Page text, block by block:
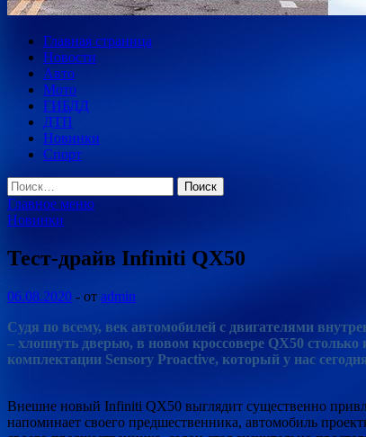
Главная страница
Новости
Авто
Мото
ГИБДД
ДТП
Новинки
Спорт
Найти:
Главное меню
Новинки
Тест-драйв Infiniti QX50
06.08.2020 - от admin
Судя по всему, век автомобилей с двигателями
– хлопнуть дверью, в новом кроссовере QX50
комплектации Sensory Proactive, который у нас
Внешне новый Infiniti QX50 выглядит существенно
напоминает своего предшественника, автомобиль